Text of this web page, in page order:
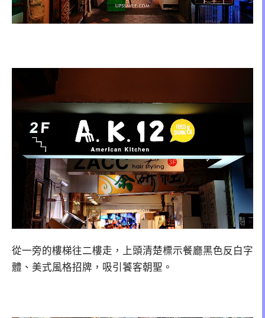
從一旁的樓梯往二樓走，上頭清楚標示餐廳黑色反白字
體、美式風格招牌，吸引饕客朝聖。